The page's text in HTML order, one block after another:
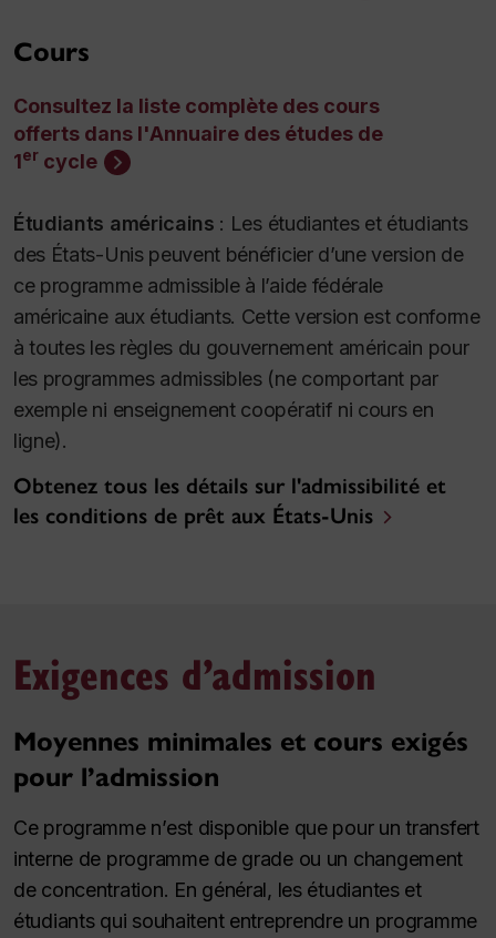
Cours
Consultez la liste complète des cours
offerts dans l'Annuaire des études de
1er cycle
Étudiants américains : Les étudiantes et étudiants
des États-Unis peuvent bénéficier d’une version de
ce programme admissible à l’aide fédérale
américaine aux étudiants. Cette version est conforme
à toutes les règles du gouvernement américain pour
les programmes admissibles (ne comportant par
exemple ni enseignement coopératif ni cours en
ligne).
Obtenez tous les détails sur l'admissibilité et
les conditions de prêt aux États-Unis
Exigences d’admission
Moyennes minimales et cours exigés
pour l’admission
Ce programme n’est disponible que pour un transfert
interne de programme de grade ou un changement
de concentration. En général, les étudiantes et
étudiants qui souhaitent entreprendre un programme